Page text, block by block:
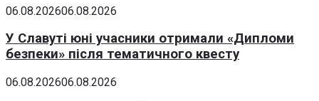
06.08.202606.08.2026
У Славуті юні учасники отримали «Дипломи
безпеки» після тематичного квесту
06.08.202606.08.2026